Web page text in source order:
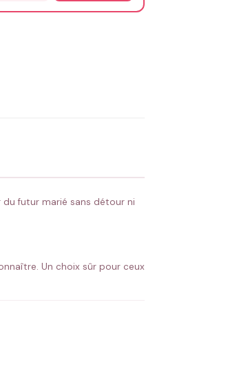
futur marié sans détour ni
Un choix sûr pour ceux
du groupe, la bande